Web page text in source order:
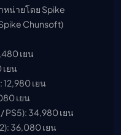
หน่ายโดย Spike
Chunsoft)
เยน
ยน
12,980 เยน
เยน
PS5): 34,980 เยน
36,080 เยน